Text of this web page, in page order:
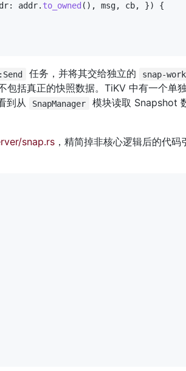
: addr. to_owned ( ) , msg, cb, })
{
任务，并将其交给独立的 snap-
包括真正的快照数据。TiKV 中有一个单
到从 SnapManager
模块读取 Snapshot
snap.rs，精简掉非核心逻辑后的代码